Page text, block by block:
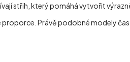
střih, který pomáhá vytvořit
proporce. Právě podobné modely